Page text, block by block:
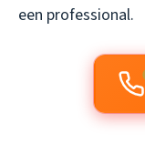
een professional.